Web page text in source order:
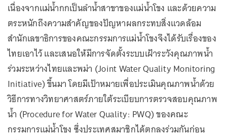
เนื่องจากแม่น้ำกกเป็นลำน้ำสาขาของแม่น้ำโขง และด้วยความ
ตระหนักถึงความสำคัญของปัญหาผลกระทบสิ่งแวดล้อม
สำนักเลขาธิการของคณะกรรมการแม่น้ำโขงจึงได้รับเรื่องของ
ไทยเอาไว้ และเสนอให้มีการจัดตั้งระบบเฝ้าระวังคุณภาพน้ำ
ร่วมระหว่างไทยและพม่า (Joint Water Quality Monitoring
Initiative) ขึ้นมา โดยมีเป้าหมายเพื่อประเมินคุณภาพน้ำด้วย
วิธีการทางวิทยาศาสตร์ภายใต้ระเบียบการตรวจสอบคุณภาพ
น้ำ (Procedure for Water Quality: PWQ) ของคณะ
กรรมการแม่น้ำโขง ซึ่งประเทศสมาชิกได้ตกลงร่วมกันก่อน